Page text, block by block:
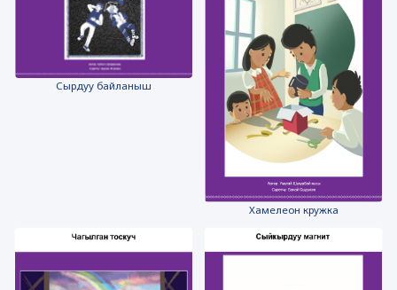
Сырдуу байланыш
Хамелеон кружка